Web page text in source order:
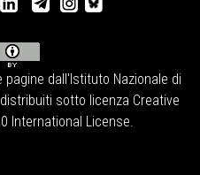
pagine dall' Istituto Nazionale di
sotto licenza Creative
International License.